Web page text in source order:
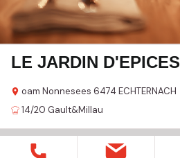
LE JARDIN D'EPICES
oam Nonnesees 6474 ECHTERNACH
14/20 Gault&Millau